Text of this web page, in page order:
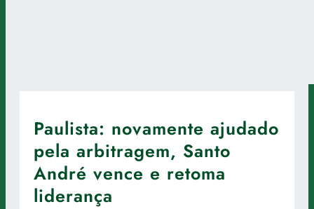
Paulista: novamente ajudado
pela arbitragem, Santo
André vence e retoma
liderança